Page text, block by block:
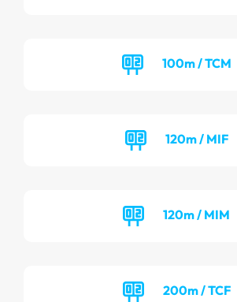
100m / TCM
120m / MIF
120m / MIM
200m / TCF